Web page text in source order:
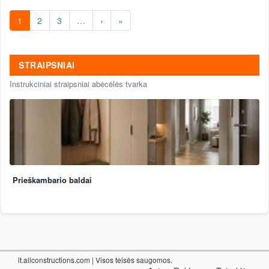
1 2 3 … › »
STRAIPSNIAI
Instrukciniai straipsniai abėcėlės tvarka
Prieškambario baldai
lt.allconstructions.com | Visos teisės saugomos.